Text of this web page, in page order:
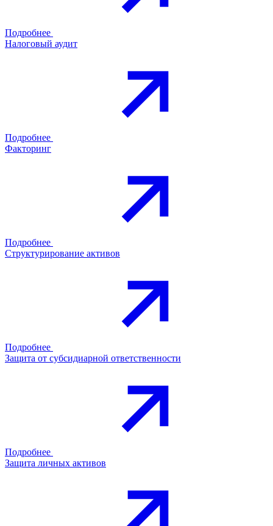
Подробнее
Налоговый аудит
Подробнее
Факторинг
Подробнее
Структурирование активов
Подробнее
Защита от субсидиарной ответственности
Подробнее
Защита личных активов